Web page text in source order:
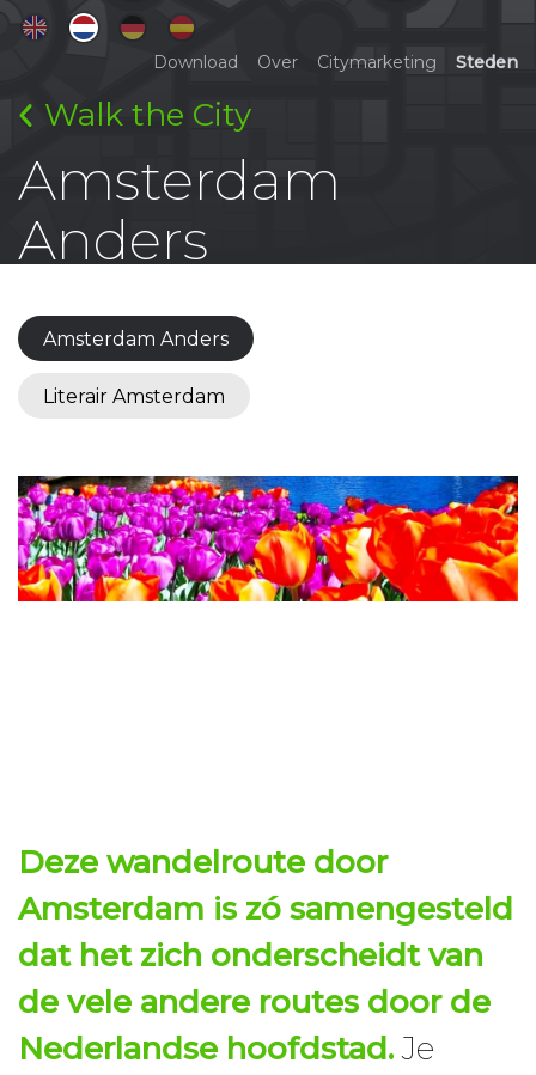
Download Over Citymarketing Steden
Walk the City
Amsterdam
Anders
Amsterdam Anders
Literair Amsterdam
Deze wandelroute door
Amsterdam is zó samengesteld
dat het zich onderscheidt van
de vele andere routes door de
Nederlandse hoofdstad.Je